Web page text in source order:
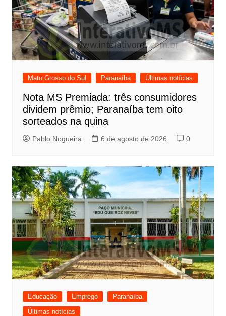
Mato Grosso do Sul Paranaíba Últimas notícias
Nota MS Premiada: três consumidores
dividem prêmio; Paranaíba tem oito
sorteados na quina
Pablo Nogueira 6 de agosto de 2026 0
Educação Emprego
Paranaíba
Últimas notícias